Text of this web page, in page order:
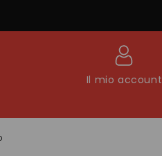
Il mio account